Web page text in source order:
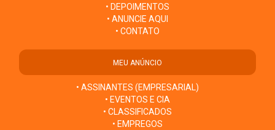
• DEPOIMENTOS
• ANUNCIE AQUI
• CONTATO
MEU ANÚNCIO
• ASSINANTES (EMPRESARIAL)
• EVENTOS E CIA
• CLASSIFICADOS
• EMPREGOS